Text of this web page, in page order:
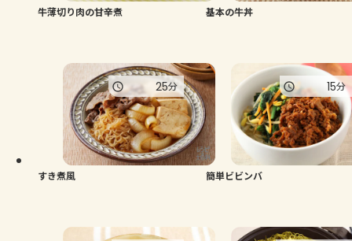
お買い物
牛薄切り肉の甘辛煮 基本の牛丼
すき煮風
25分
簡単ビビンバ
15分